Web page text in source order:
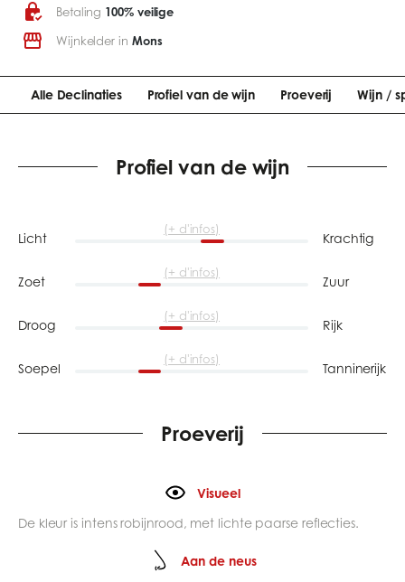
Betaling 100% veilige
Wijnkelder in Mons
Alle Declinaties Profiel van de wijn Proeverij Wijn /
Profiel van de wijn
Licht
(+ d'infos)
Krachtig
Zoet
(+ d'infos)
Zuur
Droog
(+ d'infos)
Rijk
Soepel
(+ d'infos)
Tanninerijk
Proeverij
Visueel
De kleur is intens robijnrood, met lichte paarse reflecties.
Aan de neus